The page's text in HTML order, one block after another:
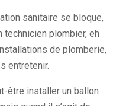
sanitaire se bloque,
plombier, eh
de plomberie,
entretenir.
être installer un ballon